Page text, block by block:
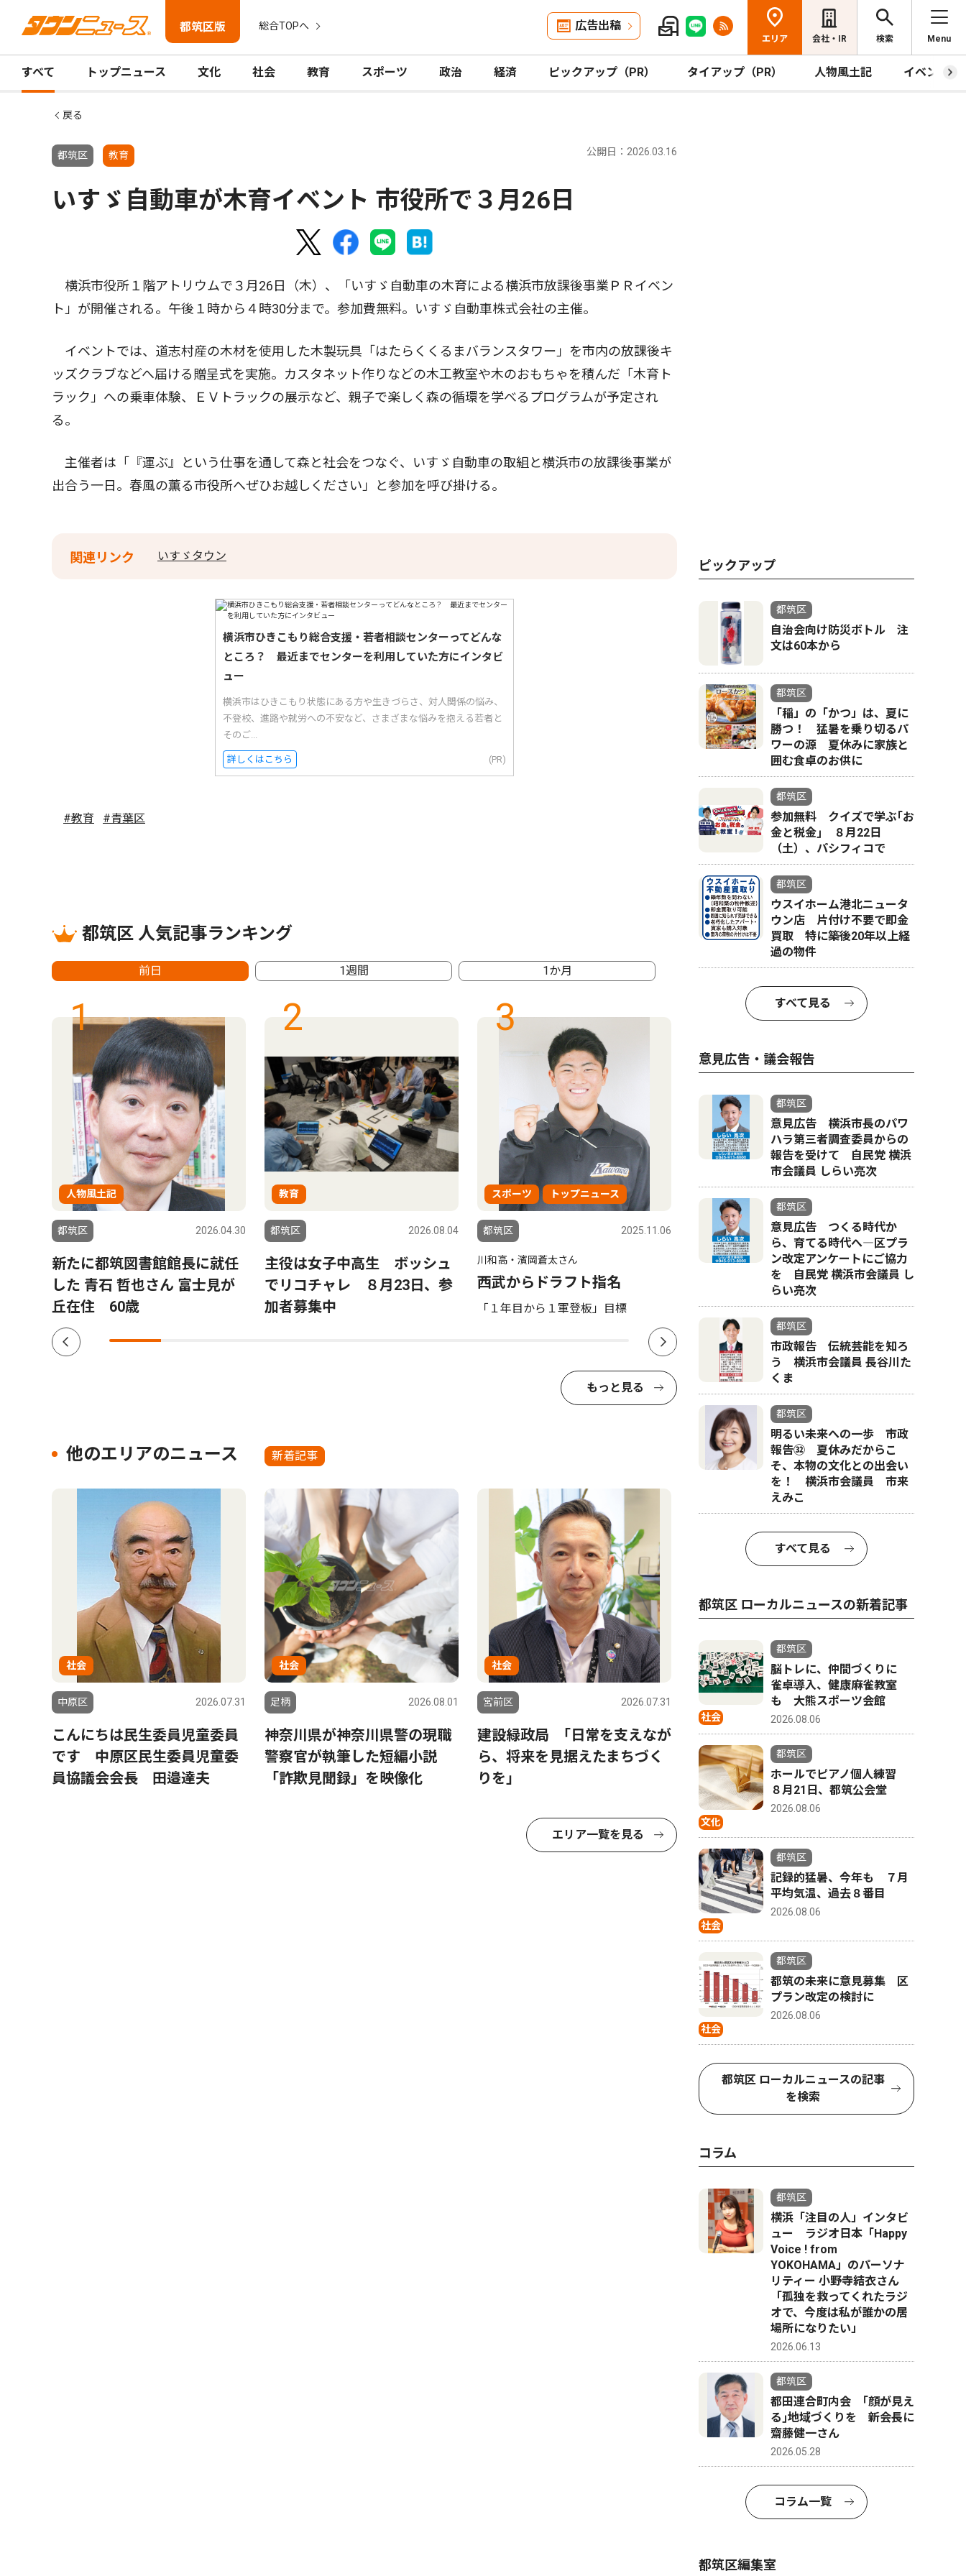
都筑区版 総合TOPへ 広告出稿
エリア 会社・IR 検索 Menu
すべて トップニュース 文化 社会 教育 スポーツ 政治 経済 ピックアップ（PR） タイアップ（PR） 人物風土記 イベント
戻る
都筑区 教育 公開日：2026.03.16
いすゞ自動車が木育イベント 市役所で３月26日
横浜市役所１階アトリウムで３月26日（木）、「いすゞ自動車の木育による横浜市放課後事業ＰＲイベン
ト」が開催される。午後１時から４時30分まで。参加費無料。いすゞ自動車株式会社の主催。
イベントでは、道志村産の木材を使用した木製玩具「はたらくくるまバランスタワー」を市内の放課後キ
ッズクラブなどへ届ける贈呈式を実施。カスタネット作りなどの木工教室や木のおもちゃを積んだ「木育ト
ラック」への乗車体験、ＥＶトラックの展示など、親子で楽しく森の循環を学べるプログラムが予定され
る。
主催者は「『運ぶ』という仕事を通して森と社会をつなぐ、いすゞ自動車の取組と横浜市の放課後事業が
出合う一日。春風の薫る市役所へぜひお越しください」と参加を呼び掛ける。
関連リンク いすゞタウン
横浜市ひきこもり総合支援・若者相談センターってどんな
ところ？ 最近までセンターを利用していた方にインタビ
ュー
横浜市はひきこもり状態にある方や生きづらさ、対人関係の悩み、
不登校、進路や就労への不安など、さまざまな悩みを抱える若者と
そのご...
詳しくはこちら (PR)
#教育 #青葉区
都筑区 人気記事ランキング
前日 1週間 1か月
1
人物風土記
都筑区 2026.04.30
新たに都筑図書館館長に就任
した 青石 哲也さん 富士見が
丘在住 60歳
2
教育
都筑区 2026.08.04
主役は女子中高生 ボッシュ
でリコチャレ ８月23日、参
加者募集中
3
スポーツ トップニュース
都筑区 2025.11.06
川和高・濱岡蒼太さん
西武からドラフト指名
「１年目から１軍登板」目標
都筑区 2025.03.13
横浜国際プール
メイン｢廃止｣が決定
市、再整備計画を発表
以津院
月12日
で
もっと見る
他のエリアのニュース 新着記事
社会
中原区 2026.07.31
こんにちは民生委員児童委員
です 中原区民生委員児童委
員協議会会長 田邉達夫
社会
足柄 2026.08.01
神奈川県が神奈川県警の現職
警察官が執筆した短編小説
「詐欺見聞録」を映像化
社会
宮前区 2026.07.31
建設緑政局 ｢日常を支えなが
ら、将来を見据えたまちづく
りを｣
エリア一覧を見る
ピックアップ
都筑区
自治会向け防災ボトル 注
文は60本から
都筑区
「稲」の「かつ」は、夏に
勝つ！ 猛暑を乗り切るパ
ワーの源 夏休みに家族と
囲む食卓のお供に
都筑区
参加無料 クイズで学ぶ｢お
金と税金｣ ８月22日
（土）、パシフィコで
都筑区
ウスイホーム港北ニュータ
ウン店 片付け不要で即金
買取 特に築後20年以上経
過の物件
すべて見る
意見広告・議会報告
都筑区
意見広告 横浜市長のパワ
ハラ第三者調査委員からの
報告を受けて 自民党 横浜
市会議員 しらい亮次
都筑区
意見広告 つくる時代か
ら、育てる時代へ―区プラ
ン改定アンケートにご協力
を 自民党 横浜市会議員 し
らい亮次
都筑区
市政報告 伝統芸能を知ろ
う 横浜市会議員 長谷川た
くま
都筑区
明るい未来への一歩 市政
報告㉜ 夏休みだからこ
そ、本物の文化との出会い
を！ 横浜市会議員 市来
えみこ
すべて見る
都筑区 ローカルニュースの新着記事
社会
都筑区
脳トレに、仲間づくりに
雀卓導入、健康麻雀教室
も 大熊スポーツ会館
2026.08.06
文化
都筑区
ホールでピアノ個人練習
８月21日、都筑公会堂
2026.08.06
社会
都筑区
記録的猛暑、今年も ７月
平均気温、過去８番目
2026.08.06
社会
都筑区
都筑の未来に意見募集 区
プラン改定の検討に
2026.08.06
都筑区 ローカルニュースの記事
を検索
コラム
都筑区
横浜「注目の人」インタビ
ュー ラジオ日本「Happy
Voice ! from
YOKOHAMA」のパーソナ
リティー 小野寺結衣さん
「孤独を救ってくれたラジ
オで、今度は私が誰かの居
場所になりたい」
2026.06.13
都筑区
都田連合町内会 ｢顔が見え
る｣地域づくりを 新会長に
齋藤健一さん
2026.05.28
コラム一覧
都筑区編集室